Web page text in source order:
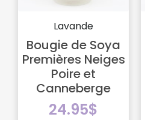
Lavande
Bougie de Soya
Premières Neiges
Poire et
Canneberge
24.95$